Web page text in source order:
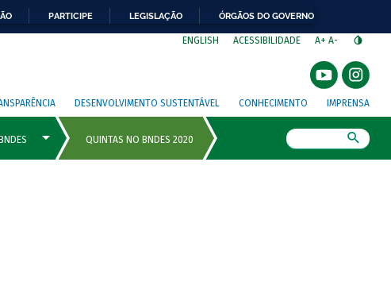
PARTICIPE LEGISLAÇÃO ÓRGÃOS DO GOVERNO
ENGLISH ACESSIBILIDADE A+ A-
DESENVOLVIMENTO SUSTENTÁVEL CONHECIMENTO IMPRENSA